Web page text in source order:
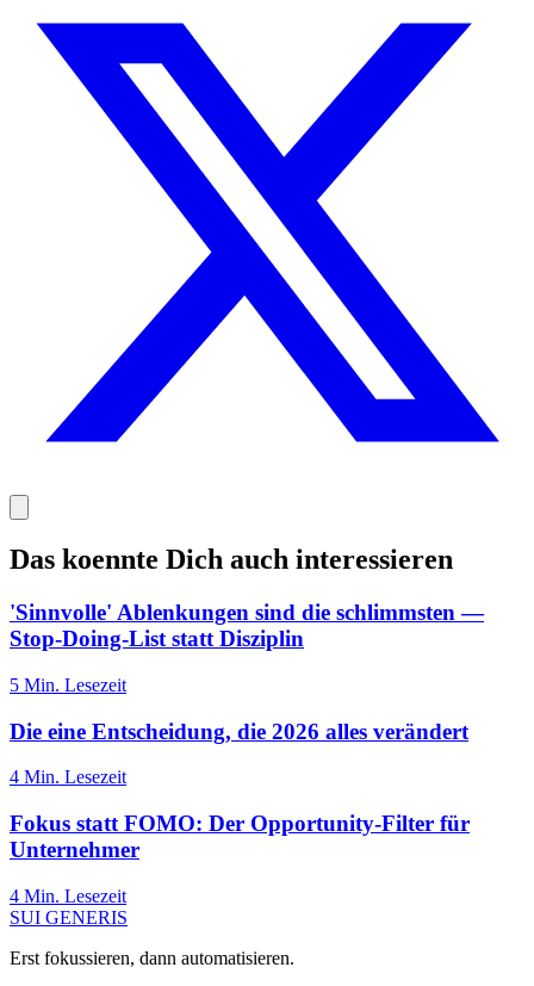
Das koennte Dich auch interessieren
'Sinnvolle' Ablenkungen sind die schlimmsten —
Stop-Doing-List statt Disziplin
5 Min. Lesezeit
Die eine Entscheidung, die 2026 alles verändert
4 Min. Lesezeit
Fokus statt FOMO: Der Opportunity-Filter für
Unternehmer
4 Min. Lesezeit
SUI GENERIS
Erst fokussieren, dann automatisieren.